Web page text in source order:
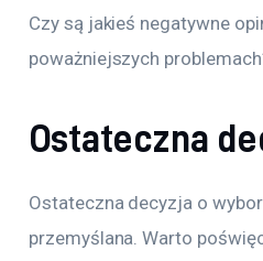
Czy są jakieś negatywne
poważniejszych
Ostateczna
Ostateczna decyzja o
przemyślana. Warto